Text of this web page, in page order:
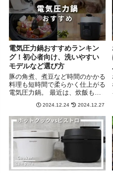
電気圧力鍋おすすめランキン
グ！初心者向け、洗いやすい
モデルなど選び方
豚の角煮、煮豆など時間のかかる
料理も短時間で柔らかく仕上がる
電気圧力鍋。 最近は、炊飯もで
きるモデルもあり、ますます便利
になっています！ 電気圧力鍋の
メリットは、火を使わないので調
理中にほったらかしにでき、自分
の時間を作れること。 アイリ
ス...
2024.12.24 2024.12.27